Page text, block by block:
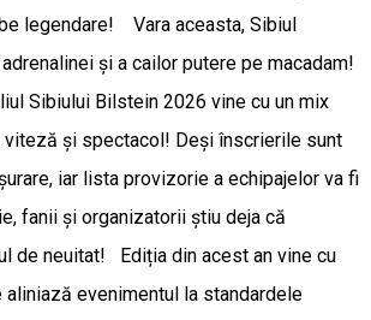
legendare! ​Vara aceasta, Sibiul
și a cailor putere pe macadam!
Sibiului Bilstein 2026 vine cu un mix
și spectacol! Deși înscrierile sunt
iar lista provizorie a echipajelor va fi
fanii și organizatorii știu deja că
de neuitat! ​Ediția din acest an vine cu
aliniază evenimentul la standardele